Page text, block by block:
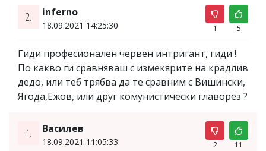
2. inferno
18.09.2021 14:25:30 1 5
Гиди професионален червен интригант, гиди !
По какво ги сравняваш с измекярите на крадлив
дедо, или теб трябва да те сравним с Вишински,
Ягода,Ежов, или друг комунистически главорез ?
1. Василев
18.09.2021 11:05:33 2 11